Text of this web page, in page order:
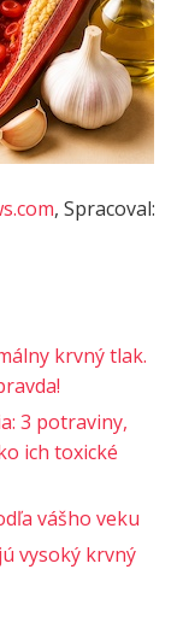
, Spracoval:
krvný tlak.
3 potraviny,
ich toxické
vášho veku
vysoký krvný